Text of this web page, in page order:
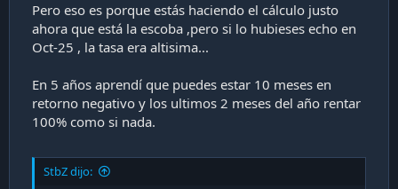
Pero eso es porque estás haciendo el cálculo justo
ahora que está la escoba ,pero si lo hubieses echo en
Oct-25 , la tasa era altisima...
En 5 años aprendí que puedes estar 10 meses en
retorno negativo y los ultimos 2 meses del año rentar
100% como si nada.
StbZ dijo: